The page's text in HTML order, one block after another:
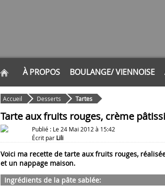
À PROPOS BOULANGE/ VIENNOISE
Accueil Desserts Tartes
Tarte aux fruits rouges, crème
Publié : Le 24 Mai 2012 à 15:42
Écrit par Lili
Voici ma recette de tarte aux fruits rouges,
et un nappage maison.
Ingrédients de la pâte sablée: